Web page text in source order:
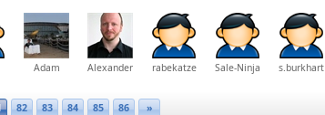
Adam Alexander rabekatze Sale-Ninja s.burkhart
82 83 84 85 86 »